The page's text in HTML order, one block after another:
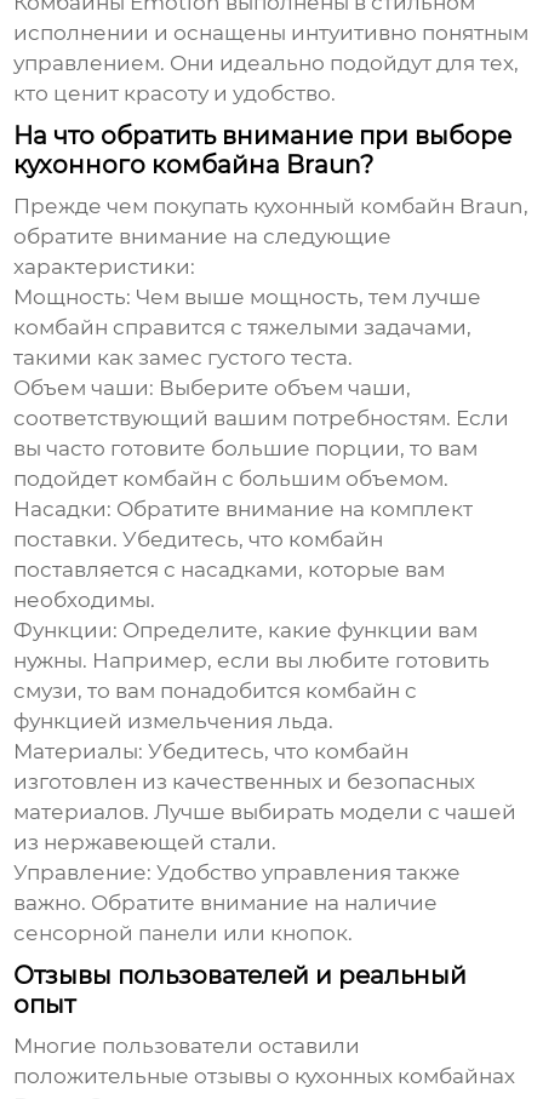
исполнении и оснащены интуитивно понятным
управлением. Они идеально подойдут для тех,
кто ценит красоту и удобство.
На что обратить внимание при выборе
кухонного комбайна Braun?
Прежде чем покупать кухонный комбайн Braun,
обратите внимание на следующие
характеристики:
Мощность: Чем выше мощность, тем лучше
комбайн справится с тяжелыми задачами,
такими как замес густого теста.
Объем чаши: Выберите объем чаши,
соответствующий вашим потребностям. Если
вы часто готовите большие порции, то вам
подойдет комбайн с большим объемом.
Насадки: Обратите внимание на комплект
поставки. Убедитесь, что комбайн
поставляется с насадками, которые вам
необходимы.
Функции: Определите, какие функции вам
нужны. Например, если вы любите готовить
смузи, то вам понадобится комбайн с
функцией измельчения льда.
Материалы: Убедитесь, что комбайн
изготовлен из качественных и безопасных
материалов. Лучше выбирать модели с чашей
из нержавеющей стали.
Управление: Удобство управления также
важно. Обратите внимание на наличие
сенсорной панели или кнопок.
Отзывы пользователей и реальный
опыт
Многие пользователи оставили
положительные отзывы о кухонных комбайнах